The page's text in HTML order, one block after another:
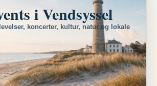
i Vendsyssel
koncerter, kultur, natur og lokale